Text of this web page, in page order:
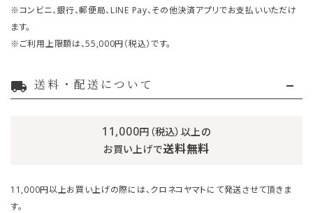
※コンビニ、銀行、郵便局、LINE Pay、その他決済アプリでお支払いいただけ
ます。
※ご利用上限額は、55,000円（税込）です。
local_shipping 送料・配送について
11,000円（税込）以上の
お買い上げで送料無料
11,000円以上お買い上げの際には、クロネコヤマトにて発送させて頂きま
す。